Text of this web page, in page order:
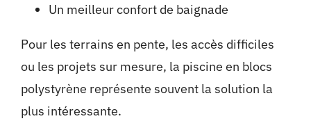
Un meilleur confort de baignade
Pour les terrains en pente, les accès difficiles
ou les projets sur mesure, la piscine en blocs
polystyrène représente souvent la solution la
plus intéressante.